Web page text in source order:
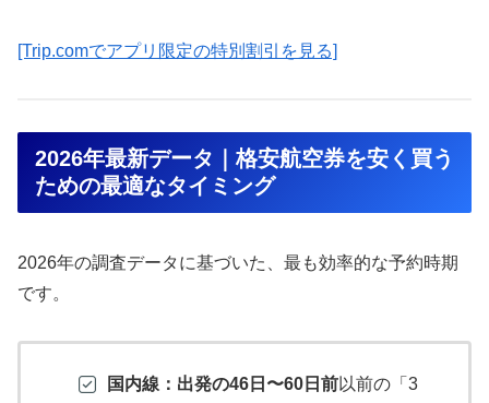
[Trip.comでアプリ限定の特別割引を見る]
2026年最新データ｜格安航空券を安く買う
ための最適なタイミング
2026年の調査データに基づいた、最も効率的な予約時期
です。
国内線：出発の46日〜60日前以前の「3